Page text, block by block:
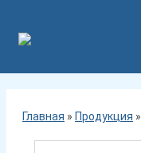
Главная » Продукция »